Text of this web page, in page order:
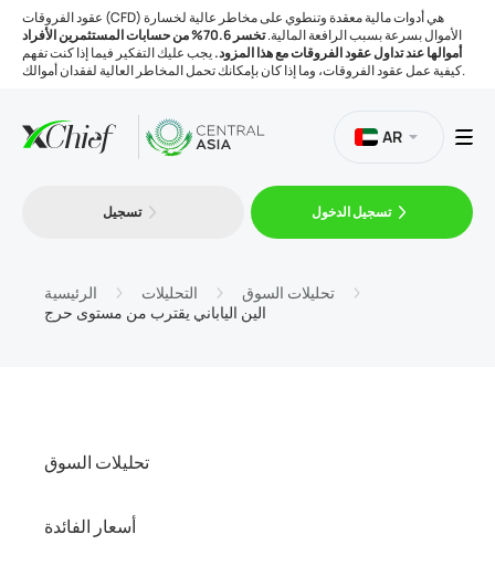
عقود الفروقات (CFD) هي أدوات مالية معقدة وتنطوي على مخاطر عالية لخسارة
الأموال بسرعة بسبب الرافعة المالية.
تخسر 70.6% من حسابات المستثمرين الأفراد
أموالها عند تداول عقود الفروقات مع هذا المزود.يجب عليك التفكير فيما إذا كنت تفهم
كيفية عمل عقود الفروقات، وما إذا كان بإمكانك تحمل المخاطر العالية لفقدان أموالك.
المنصات
AR
تسجيل تسجيل الدخول
الرئيسية التحليلات
تحليلات السوق
الين الياباني يقترب من مستوى حرج
تحليلات السوق
أسعار الفائدة